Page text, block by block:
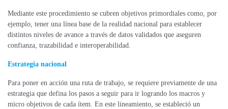
Mediante este procedimiento se cubren objetivos primordiales como, por
ejemplo, tener una línea base de la realidad nacional para establecer
distintos niveles de avance a través de datos validados que aseguren
confianza, trazabilidad e interoperabilidad.
Estrategia nacional
Para poner en acción una ruta de trabajo, se requiere previamente de una
estrategia que defina los pasos a seguir para ir logrando los macros y
micro objetivos de cada ítem. En este lineamiento, se estableció un